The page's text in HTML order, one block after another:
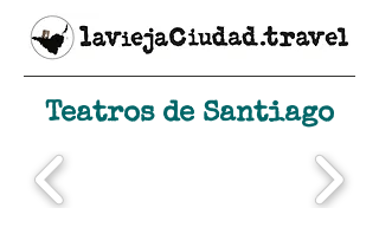
Teatros de Santiago